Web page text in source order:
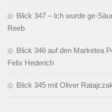
Blick 347 – Ich wurde ge-
Reeb
Blick 346 auf den Marketea
Felix Hederich
Blick 345 mit Oliver